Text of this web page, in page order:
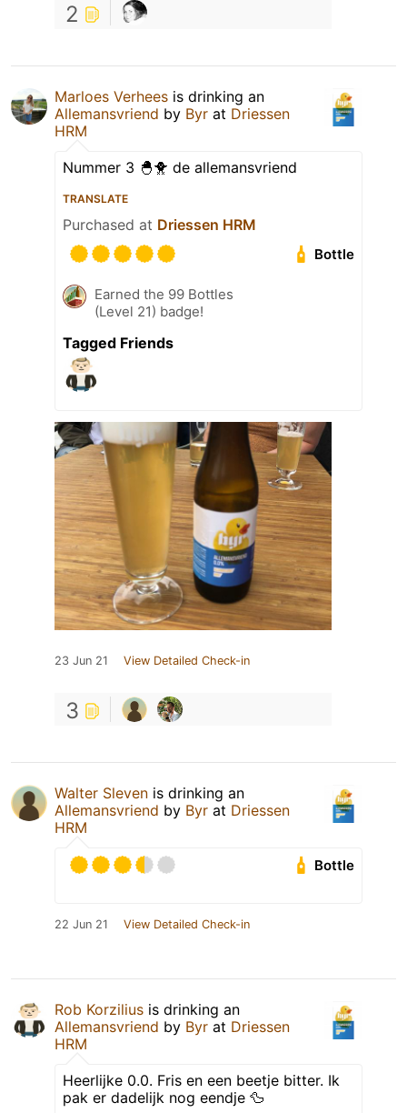
2
Marloes Verhees is drinking an
Allemansvriend by Byr at Driessen
HRM
Nummer 3 🐣🐥 de allemansvriend
TRANSLATE
Purchased at Driessen HRM
Bottle
Earned the 99 Bottles
(Level 21) badge!
Tagged Friends
23 Jun 21 View Detailed Check-in
3
Walter Sleven is drinking an
Allemansvriend by Byr at Driessen
HRM
Bottle
22 Jun 21 View Detailed Check-in
Rob Korzilius is drinking an
Allemansvriend by Byr at Driessen
HRM
Heerlijke 0.0. Fris en een beetje bitter. Ik
pak er dadelijk nog eendje 🦆